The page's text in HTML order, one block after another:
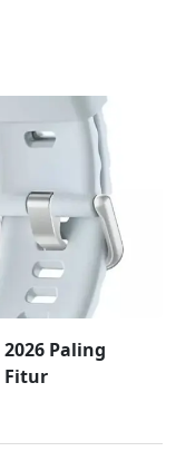
Paling
Fitur